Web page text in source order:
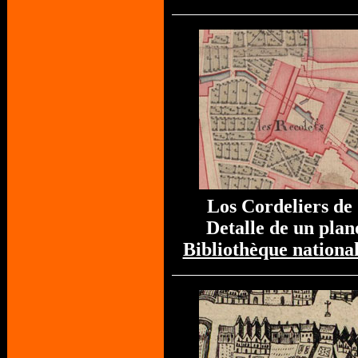
Los Cordeliers
Detalle de un
Bibliothèque